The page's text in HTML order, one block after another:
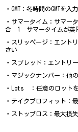
・GMT：冬時間のGMTを入力
・サマータイム：サマー
合　1　サマータイムが英
・スリッページ：エント
さい
・スプレッド：エントリ
・マジックナンバー：他
・Lots　：任意のロット
・テイクプロフィット：
・ストップロス：最大損